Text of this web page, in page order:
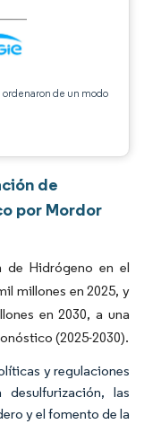
ordenaron de un modo
de
por Mordor
de Hidrógeno en el
millones en 2025, y
en 2030, a una
(2025-2030).
y regulaciones
desulfurización, las
y el fomento de la